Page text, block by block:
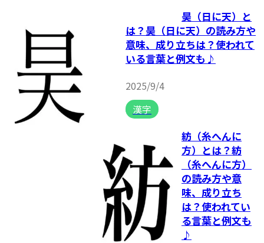
昊（日に天）と
は？昊（日に天）の読み方や
意味、成り立ちは？使われて
いる言葉と例文も♪
2025/9/4
漢字
紡（糸へんに
方）とは？紡
（糸へんに方）
の読み方や意
味、成り立ち
は？使われてい
る言葉と例文も
♪